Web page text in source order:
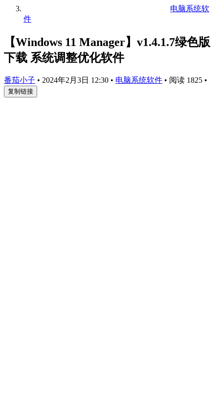
电脑系统软
件
【Windows 11 Manager】v1.4.1.7绿色版
下载 系统调整优化软件
番茄小子 • 2024年2月3日 12:30 • 电脑系统软件 • 阅读 1825 •
复制链接